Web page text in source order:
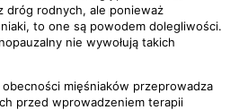
dróg rodnych, ale ponieważ
to one są powodem dolegliwości.
nie wywołują takich
obecności mięśniaków przeprowadza
przed wprowadzeniem terapii